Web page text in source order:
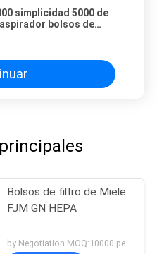
simplicidad 5000 de
bolsos de
Bolsos de filtro de Miele
FJM GN HEPA
by Negotiation MOQ:10000 pedazos/pedazos